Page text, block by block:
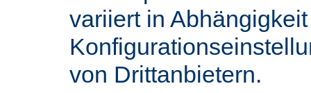
variiert in
von Drittanbietern.